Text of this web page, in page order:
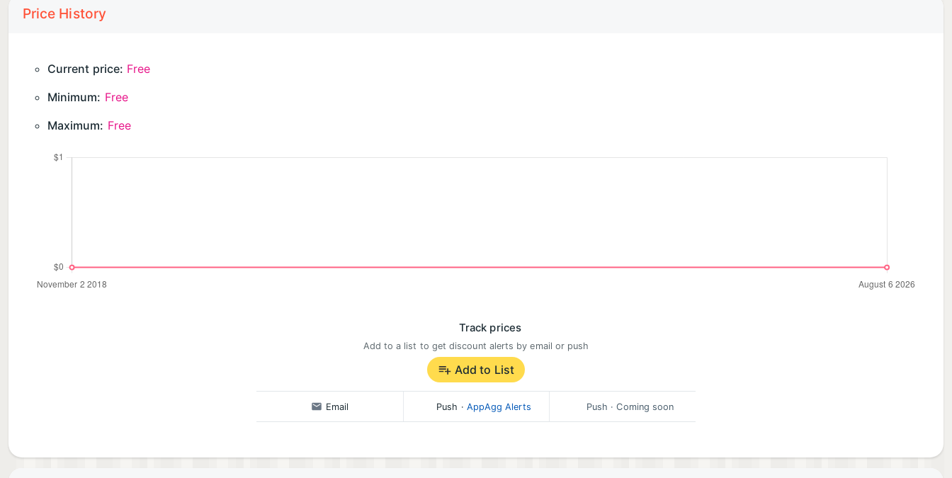
Price History
Current price: Free
Minimum: Free
Maximum: Free
Track prices
Add to a list to get discount alerts by email or push
Add to List
Email Push · AppAgg Alerts Push · Coming soon